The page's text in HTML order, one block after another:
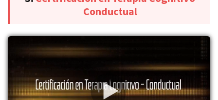
Conductual